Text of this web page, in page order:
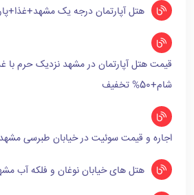
هتل آپارتمان درجه یک
قیمت هتل آپارتمان در مشهد نزدیک حرم با
شام+50% تخفیف
اجاره و قیمت سوئیت در خیابان طبرسی مشهد | تا 80%
هتل های خیابان نوغان و فلکه آب مشهد+50%